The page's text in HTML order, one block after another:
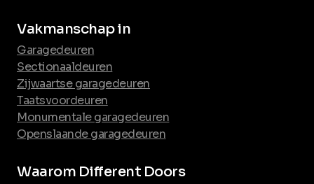
Vakmanschap in
Garagedeuren
Sectionaaldeuren
Zijwaartse garagedeuren
Taatsvoordeuren
Monumentale garagedeuren
Openslaande garagedeuren
Waarom Different Doors